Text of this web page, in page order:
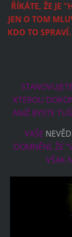
ŘÍKÁTE, ŽE JE
JEN O TOM
KDO TO
KTEROU
ANIŽ BYSTE
VAŠE
DOMNĚNÍ, ŽE
VŠAK